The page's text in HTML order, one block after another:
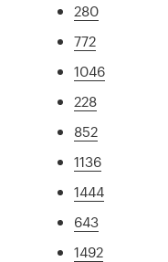
280
772
1046
228
852
1136
1444
643
1492